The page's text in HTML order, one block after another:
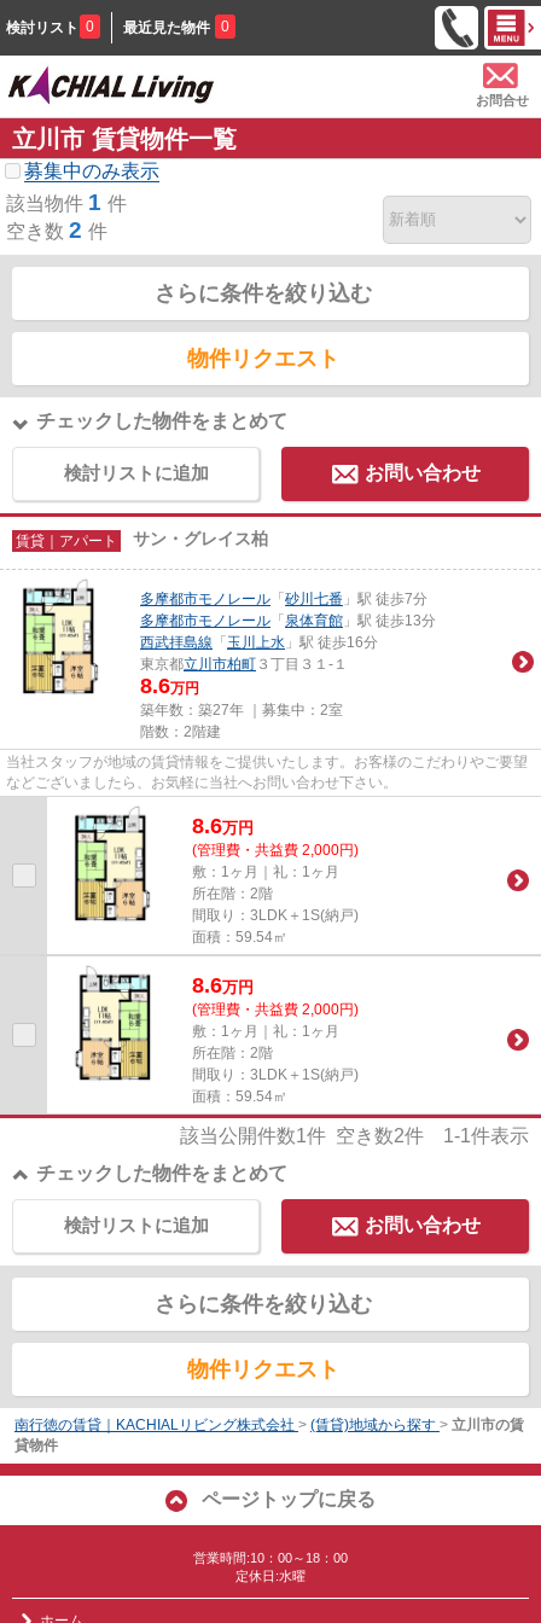
検討リスト 0 最近見た物件 0
お問合せ
立川市 賃貸物件一覧
募集中のみ表示
該当物件 1 件
空き数 2 件
さらに条件を絞り込む
物件リクエスト
チェックした物件をまとめて
検討リストに追加 お問い合わせ
賃貸｜アパート サン・グレイス柏
多摩都市モノレール 「 砂川七番 」駅 徒歩7分
多摩都市モノレール 「 泉体育館 」駅 徒歩13分
西武拝島線 「 玉川上水 」駅 徒歩16分
東京都立川市柏町 ３丁目３１-１
8.6万円
築年数：築27年 ｜募集中： 2室
階数：2階建
当社スタッフが地域の賃貸情報をご提供いたします。お客様のこだわりやご要望
などございましたら、お気軽に当社へお問い合わせ下さい。
8.6万円
(管理費・共益費 2,000円)
敷：1ヶ月｜礼：1ヶ月
所在階：2階
間取り：3LDK＋1S(納戸)
面積：59.54㎡
8.6万円
(管理費・共益費 2,000円)
敷：1ヶ月｜礼：1ヶ月
所在階：2階
間取り：3LDK＋1S(納戸)
面積：59.54㎡
該当公開件数1件 空き数2件 1-1件表示
チェックした物件をまとめて
お問い合わせ
検討リストに追加
さらに条件を絞り込む
物件リクエスト
南行徳の賃貸｜KACHIALリビング株式会社 > (賃貸)地域から探す > 立川市の賃
貸物件
ページトップに戻る
営業時間:10：00～18：00
定休日:水曜